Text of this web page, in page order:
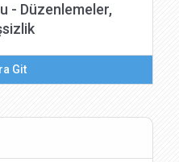
- Düzenlemeler,
Git